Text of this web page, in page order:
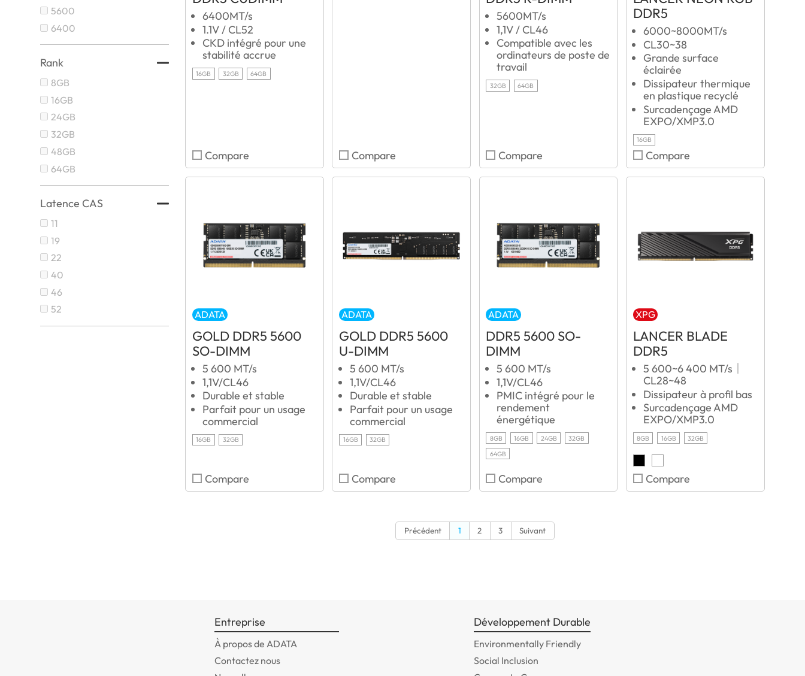
5600
6400
Rank
8GB
16GB
24GB
32GB
48GB
64GB
Latence CAS
11
19
22
40
46
52
6400MT/s
1.1V / CL52
CKD intégré pour une
stabilité accrue
16GB 32GB 64GB
Compare Compare
5600MT/s
1,1V / CL46
Compatible avec les
ordinateurs de poste de
travail
32GB 64GB
Compare
DDR5
6000~8000MT/s
CL30~38
Grande surface
éclairée
Dissipateur thermique
en plastique recyclé
Surcadençage AMD
EXPO/XMP3.0
16GB
Compare
ADATA
GOLD DDR5 5600
SO-DIMM
5 600 MT/s
1,1V/CL46
Durable et stable
Parfait pour un usage
commercial
16GB 32GB
Compare
ADATA
GOLD DDR5 5600
U-DIMM
5 600 MT/s
1,1V/CL46
Durable et stable
Parfait pour un usage
commercial
16GB 32GB
Compare
ADATA
DDR5 5600 SO-
DIMM
5 600 MT/s
1,1V/CL46
PMIC intégré pour le
rendement
énergétique
8GB 16GB 24GB
32GB
64GB
Compare
XPG
LANCER BLADE
DDR5
5 600~6 400 MT/s｜
CL28~48
Dissipateur à profil bas
Surcadençage AMD
EXPO/XMP3.0
8GB 16GB 32GB
Compare
Précédent 1 2 3 Suivant
Entreprise
À propos de ADATA
Contactez nous
Développement Durable
Environmentally Friendly
Social Inclusion